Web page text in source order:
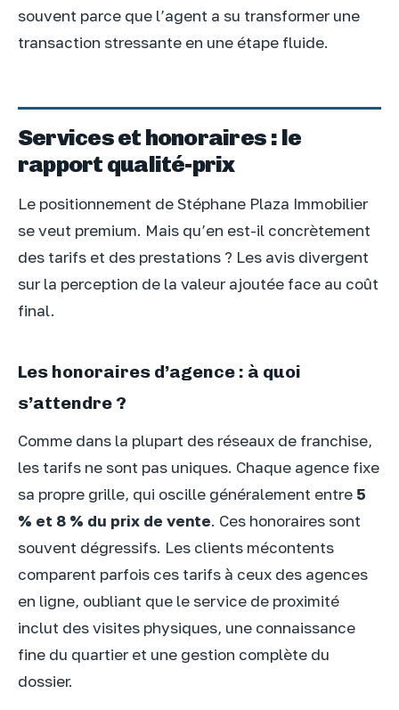
souvent parce que l’agent a su transformer une
transaction stressante en une étape fluide.
Services et honoraires : le
rapport qualité-prix
Le positionnement de Stéphane Plaza Immobilier
se veut premium. Mais qu’en est-il concrètement
des tarifs et des prestations ? Les avis divergent
sur la perception de la valeur ajoutée face au coût
final.
Les honoraires d’agence : à quoi
s’attendre ?
Comme dans la plupart des réseaux de franchise,
les tarifs ne sont pas uniques. Chaque agence fixe
sa propre grille, qui oscille généralement entre 5
% et 8 % du prix de vente. Ces honoraires sont
souvent dégressifs. Les clients mécontents
comparent parfois ces tarifs à ceux des agences
en ligne, oubliant que le service de proximité
inclut des visites physiques, une connaissance
fine du quartier et une gestion complète du
dossier.